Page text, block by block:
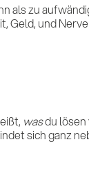
als zu
Geld, und
wasdu
sich ganz